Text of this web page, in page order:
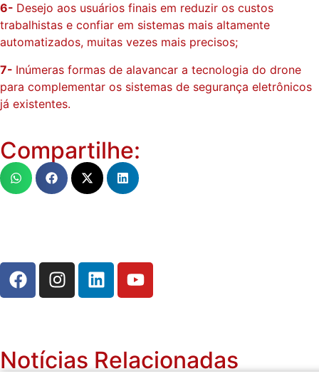
6- Desejo aos usuários finais em reduzir os custos
trabalhistas e confiar em sistemas mais altamente
automatizados, muitas vezes mais precisos;
7- Inúmeras formas de alavancar a tecnologia do drone
para complementar os sistemas de segurança eletrônicos
já existentes.
Compartilhe:
Notícias Relacionadas